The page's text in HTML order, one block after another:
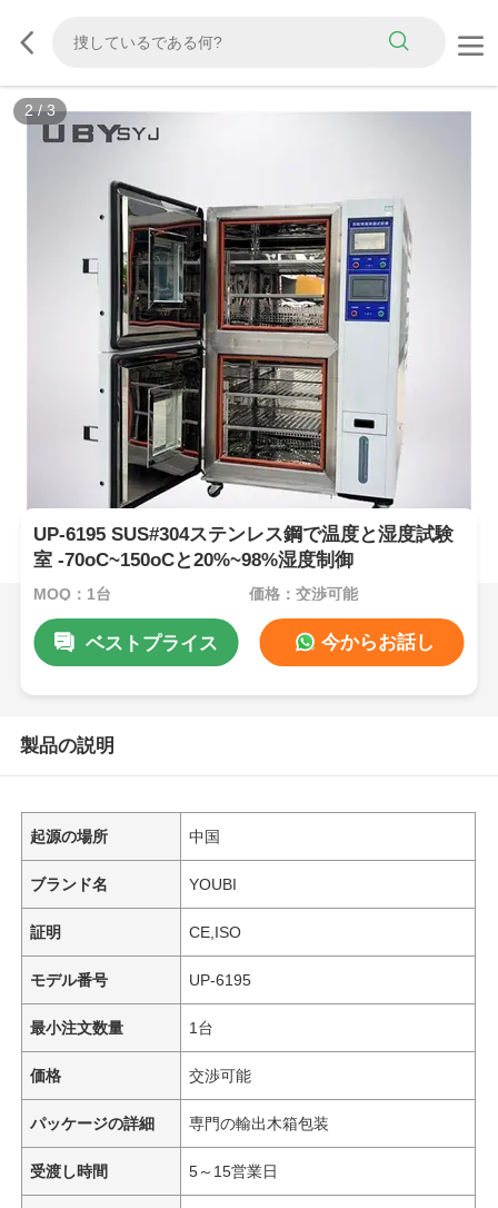
3/3
UP-6195 SUS#304ステンレス鋼で温度と湿度試験
室 -70oC~150oCと20%~98%湿度制御
MOQ：1台 価格：交渉可能
ベストプライス 今からお話し
製品の説明
起源の場所 中国
ブランド名 YOUBI
証明 CE,ISO
モデル番号 UP-6195
最小注文数量 1台
価格 交渉可能
パッケージの詳細 専門の輸出木箱包装
受渡し時間 5～15営業日